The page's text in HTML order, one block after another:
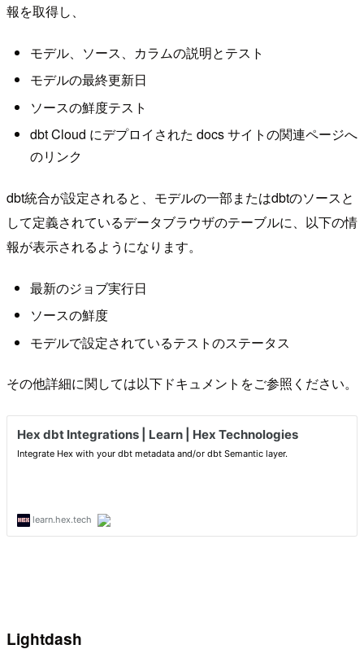
報を取得し、
モデル、ソース、カラムの説明とテスト
モデルの最終更新日
ソースの鮮度テスト
dbt Cloud にデプロイされた docs サイトの関連ページへ
のリンク
dbt統合が設定されると、モデルの一部またはdbtのソースと
して定義されているデータブラウザのテーブルに、以下の情
報が表示されるようになります。
最新のジョブ実行日
ソースの鮮度
モデルで設定されているテストのステータス
その他詳細に関しては以下ドキュメントをご参照ください。
Lightdash